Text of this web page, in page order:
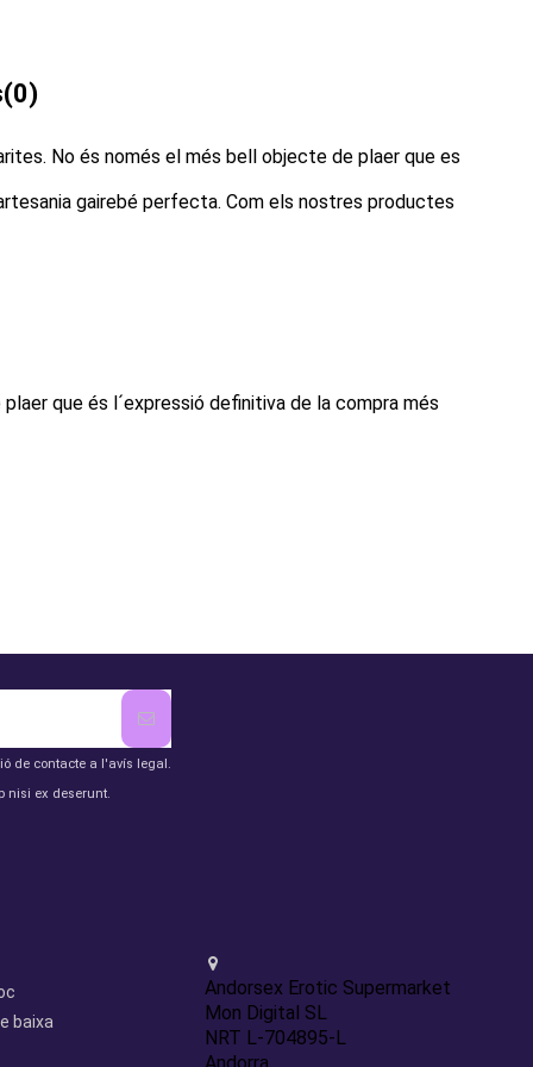
(0)
No és només el més bell objecte de plaer que es
gairebé perfecta. Com els nostres productes
que és l´expressió definitiva de la compra més
de contacte a l'avís legal.
nisi ex deserunt.
baixa
Andorsex Erotic Supermarket
Mon Digital SL
NRT L-704895-L